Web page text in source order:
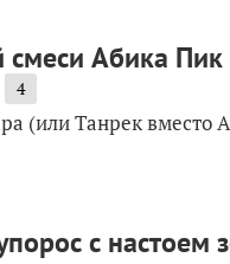
Абика
4
(или Танрек вместо
с настоем